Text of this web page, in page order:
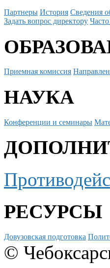
Партнеры История Сведения
Задать вопрос директору
Приемная комиссия
НАУКА
Конференции и семинары
РЕСУРСЫ
Довузовская подготовка
©